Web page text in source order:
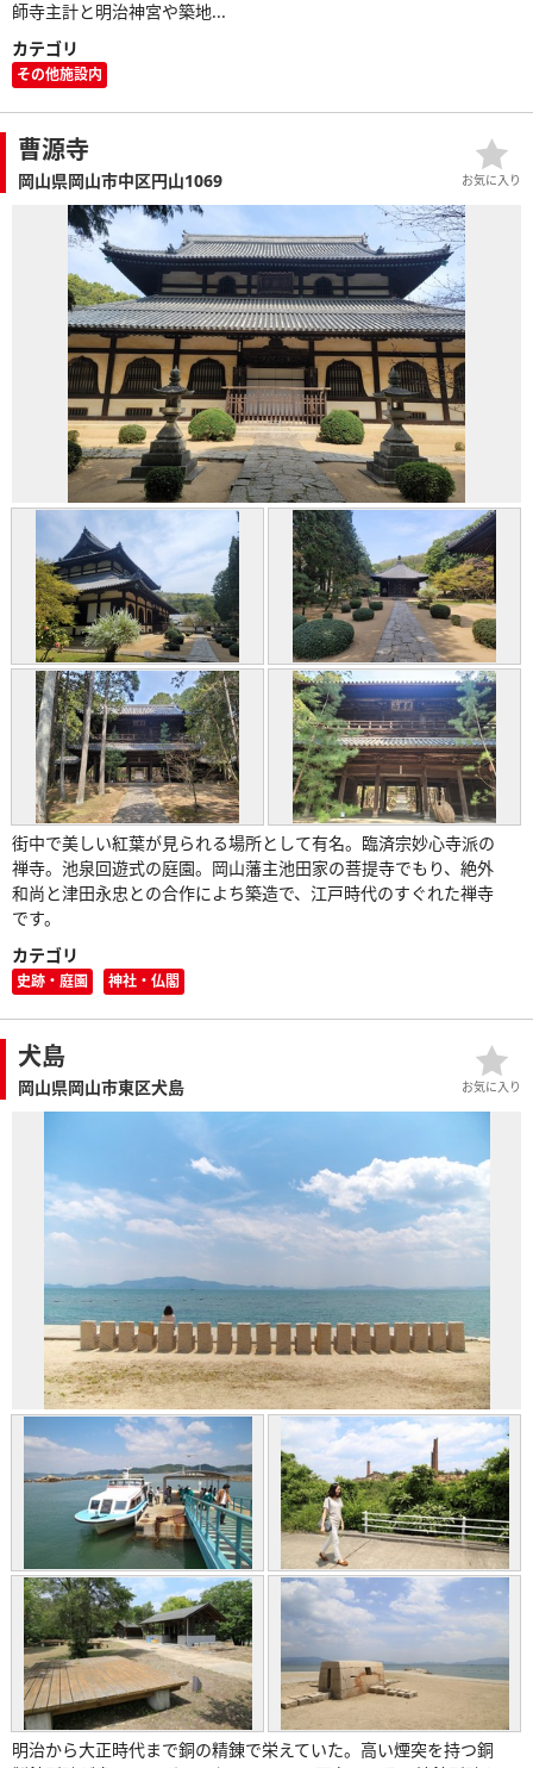
師寺主計と明治神宮や築地...
カテゴリ
その他施設内
曹源寺
岡山県岡山市中区円山1069
街中で美しい紅葉が見られる場所として有名。臨済宗妙心寺派の
禅寺。池泉回遊式の庭園。岡山藩主池田家の菩提寺でもり、絶外
和尚と津田永忠との合作によち築造で、江戸時代のすぐれた禅寺
です。
カテゴリ
史跡・庭園 神社・仏閣
お気に入り
犬島
岡山県岡山市東区犬島
明治から大正時代まで銅の精錬で栄えていた。高い煙突を持つ銅
お気に入り